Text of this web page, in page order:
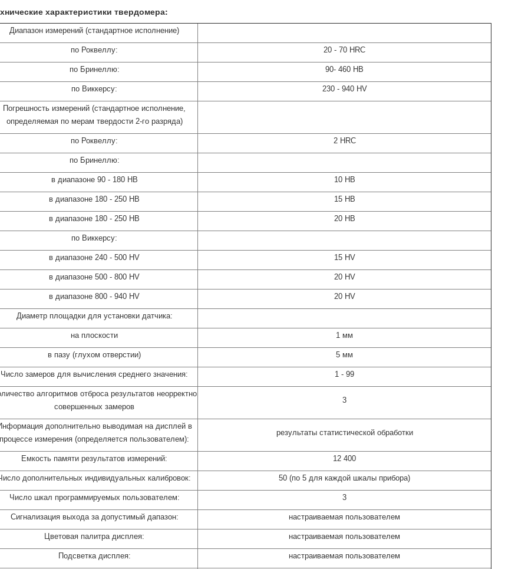
характеристики твердомера:
Диапазон измерений (стандартное исполнение)
по Роквеллу: 20 - 70 HRC
по Бринеллю: 90- 460 HB
по Виккерсу: 230 - 940 HV
Погрешность измерений (стандартное исполнение,
определяемая по мерам твердости 2-го разряда)
по Роквеллу: 2 HRC
по Бринеллю:
в диапазоне 90 - 180 HB 10 HB
в диапазоне 180 - 250 HB 15 HB
в диапазоне 180 - 250 HB 20 HB
по Виккерсу:
в диапазоне 240 - 500 HV 15 HV
в диапазоне 500 - 800 HV 20 HV
в диапазоне 800 - 940 HV 20 HV
Диаметр площадки для установки датчика:
на плоскости 1 мм
в пазу (глухом отверстии) 5 мм
Число замеров для вычисления среднего значения: 1 - 99
алгоритмов отброса результатов неорректно
совершенных замеров
3
дополнительно выводимая на дисплей в
процессе измерения (определяется пользователем):
результаты статистической обработки
Емкость памяти результатов измерений: 12 400
дополнительных индивидуальных калибровок: 50 (по 5 для каждой шкалы прибора)
Число шкал программируемых пользователем: 3
Сигнализация выхода за допустимый дапазон: настраиваемая пользователем
Цветовая палитра дисплея: настраиваемая пользователем
Подсветка дисплея: настраиваемая пользователем